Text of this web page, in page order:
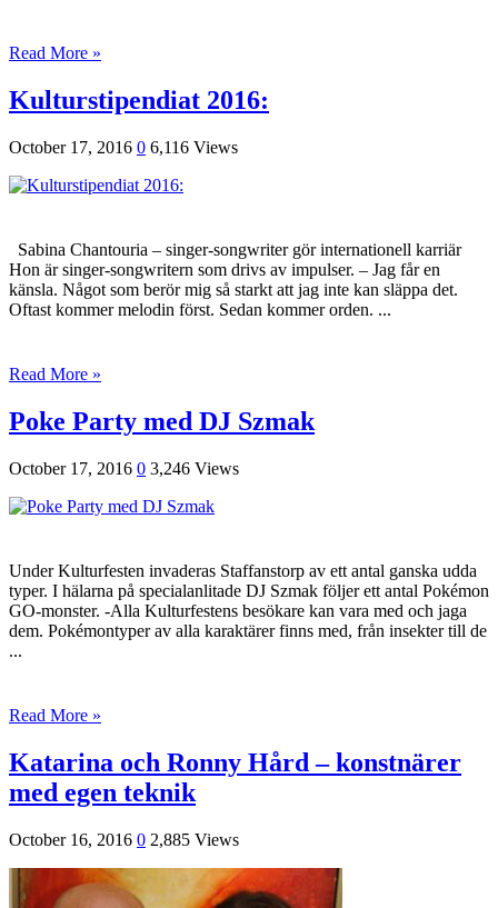
Read More »
Kulturstipendiat 2016:
October 17, 2016 0 6,116 Views
Sabina Chantouria – singer-songwriter gör internationell karriär
Hon är singer-songwritern som drivs av impulser. – Jag får en
känsla. Något som berör mig så starkt att jag inte kan släppa det.
Oftast kommer melodin först. Sedan kommer orden. ...
Read More »
Poke Party med DJ Szmak
October 17, 2016 0 3,246 Views
Under Kulturfesten invaderas Staffanstorp av ett antal ganska udda
typer. I hälarna på specialanlitade DJ Szmak följer ett antal Pokémon
GO-monster. -Alla Kulturfestens besökare kan vara med och jaga
dem. Pokémontyper av alla karaktärer finns med, från insekter till de
...
Read More »
Katarina och Ronny Hård – konstnärer
med egen teknik
October 16, 2016 0 2,885 Views